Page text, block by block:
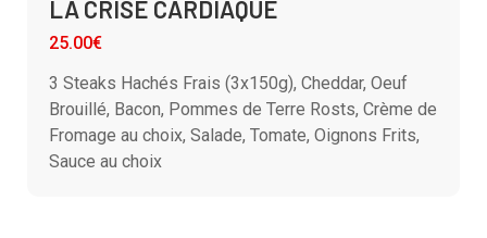
LA CRISE CARDIAQUE
25.00€
3 Steaks Hachés Frais (3x150g), Cheddar, Oeuf
Brouillé, Bacon, Pommes de Terre Rosts, Crème de
Fromage au choix, Salade, Tomate, Oignons Frits,
Sauce au choix